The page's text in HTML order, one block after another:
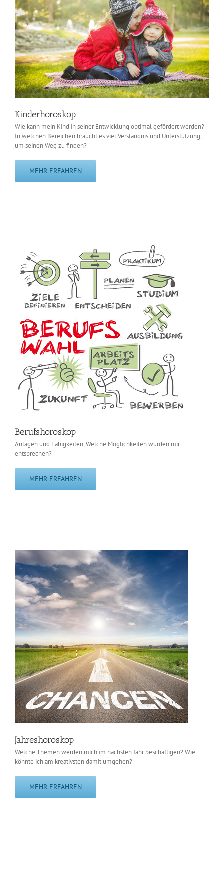
Kinderhoroskop
Wie kann mein Kind in seiner Entwicklung optimal gefördert werden?
In welchen Bereichen braucht es viel Verständnis und Unterstützung,
um seinen Weg zu finden?
MEHR ERFAHREN
Berufshoroskop
Anlagen und Fähigkeiten, Welche Möglichkeiten würden mir
entsprechen?
MEHR ERFAHREN
Jahreshoroskop
Welche Themen werden mich im nächsten Jahr beschäftigen? Wie
könnte ich am kreativsten damit umgehen?
MEHR ERFAHREN